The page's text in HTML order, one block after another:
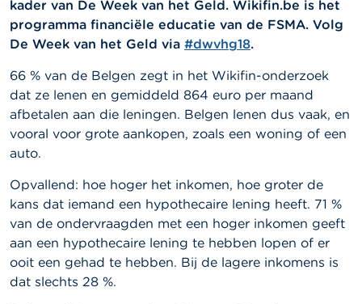
kader van De Week van het Geld. Wikifin.be is het
programma financiële educatie van de FSMA. Volg
De Week van het Geld via #dwvhg18.
66 % van de Belgen zegt in het Wikifin-onderzoek
dat ze lenen en gemiddeld 864 euro per maand
afbetalen aan die leningen. Belgen lenen dus vaak, en
vooral voor grote aankopen, zoals een woning of een
auto.
Opvallend: hoe hoger het inkomen, hoe groter de
kans dat iemand een hypothecaire lening heeft. 71 %
van de ondervraagden met een hoger inkomen geeft
aan een hypothecaire lening te hebben lopen of er
ooit een gehad te hebben. Bij de lagere inkomens is
dat slechts 28 %.